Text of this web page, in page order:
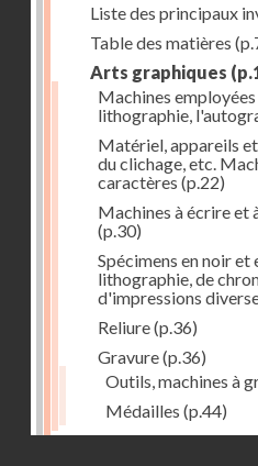
Liste des principaux
Table des matières
Arts graphiques
Machines
lithographie,
Matériel, appareils
du clichage, etc.
caractères (p.22)
Machines à écrire et
(p.30)
Spécimens en noir
lithographie, de
d'impressions
Reliure(p.36)
Gravure(p.36)
Outils, machines à
Médailles (p.44)